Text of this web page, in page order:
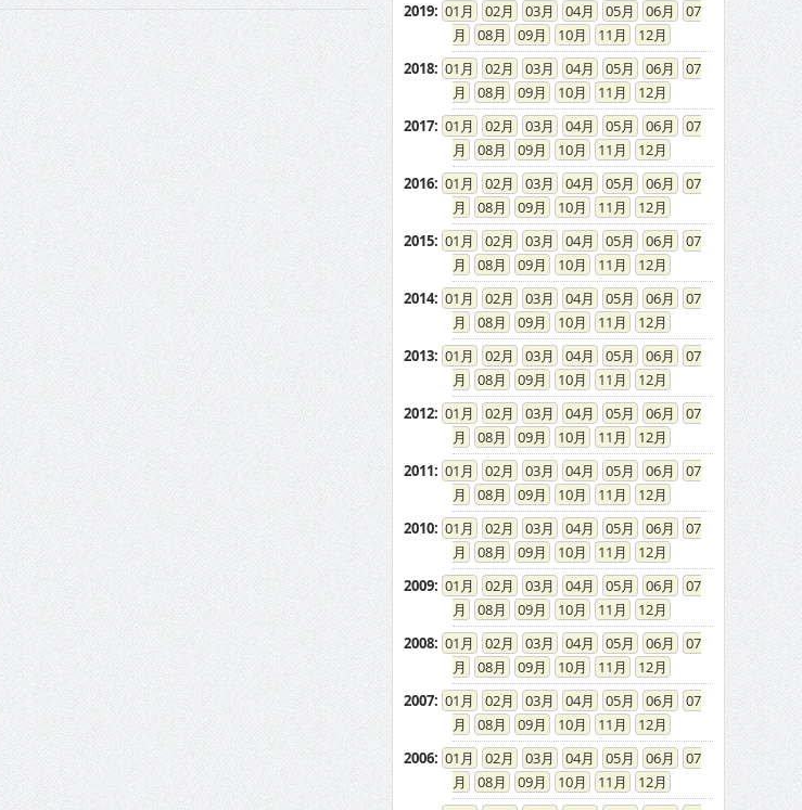
2019: 01 02 03 04 05 06
07
08
09 10 11
12
2018: 01 02 03 04 05 06
07
08
09 10 11
12
2017: 01 02 03 04 05 06
07
08
09 10 11
12
2016: 01 02 03 04 05 06
07
08
09 10 11
12
2015: 01 02 03 04 05 06
07
08
09 10 11
12
2014: 01 02 03 04 05 06
07
08
09 10 11
12
2013: 01 02 03 04 05 06
07
08
09 10 11
12
2012: 01 02 03 04 05 06
07
08
09 10 11
12
2011: 01 02 03 04 05 06
07
08
09 10 11
12
2010: 01 02 03 04 05 06
07
08
09 10 11
12
2009: 01 02 03 04 05 06
07
08
09 10 11
12
2008: 01 02 03 04 05 06
07
08
09 10 11
12
2007: 01 02 03 04 05 06
07
08
09 10 11
12
2006: 01 02 03 04 05 06
07
08
09 10 11
12